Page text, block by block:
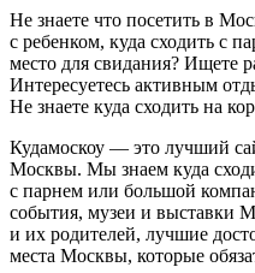
Не знаете что посетить в
с ребенком, куда сходить с
место для свидания? Ищете
Интересуетесь активным
Не знаете куда сходить на
Кудамоскоу — это лучший
Москвы. Мы знаем куда
с парнем или большой
события, музеи и выставки
и их родителей, лучшие
места Москвы, которые